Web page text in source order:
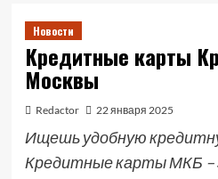
Новости
Кредитные карты
Москвы
Redactor 22 января 2025
Ищешь удобную
Кредитные карты МКБ –